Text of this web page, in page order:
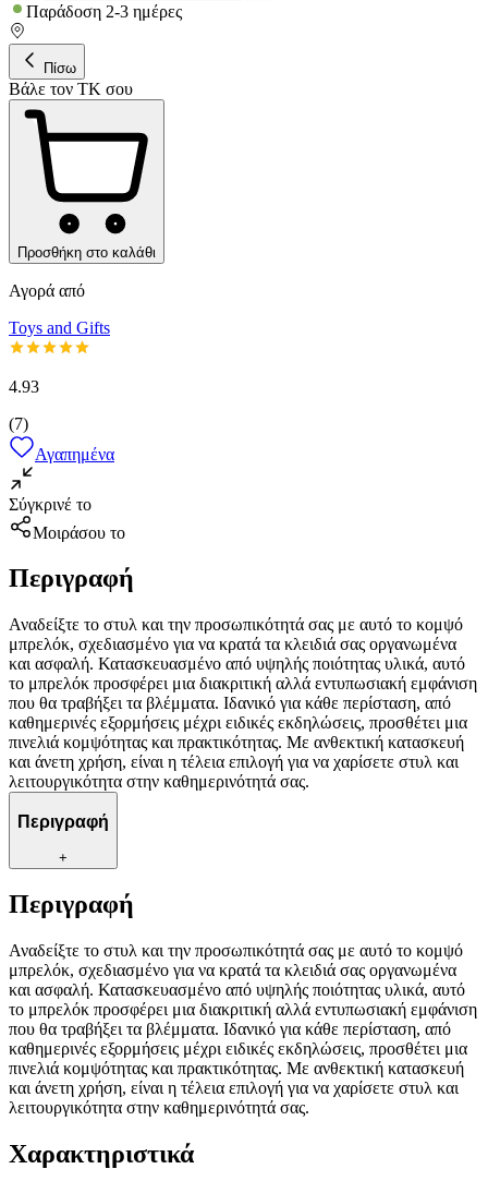
Παράδοση 2-3 ημέρες
Πίσω
Βάλε τον ΤΚ σου
Προσθήκη στο καλάθι
Αγορά από
Toys and Gifts
4.93
(7)
Αγαπημένα
Σύγκρινέ το
Μοιράσου το
Περιγραφή
Αναδείξτε το στυλ και την προσωπικότητά σας με αυτό το κομψό
μπρελόκ, σχεδιασμένο για να κρατά τα κλειδιά σας οργανωμένα
και ασφαλή. Κατασκευασμένο από υψηλής ποιότητας υλικά, αυτό
το μπρελόκ προσφέρει μια διακριτική αλλά εντυπωσιακή εμφάνιση
που θα τραβήξει τα βλέμματα. Ιδανικό για κάθε περίσταση, από
καθημερινές εξορμήσεις μέχρι ειδικές εκδηλώσεις, προσθέτει μια
πινελιά κομψότητας και πρακτικότητας. Με ανθεκτική κατασκευή
και άνετη χρήση, είναι η τέλεια επιλογή για να χαρίσετε στυλ και
λειτουργικότητα στην καθημερινότητά σας.
Περιγραφή
+
Περιγραφή
Αναδείξτε το στυλ και την προσωπικότητά σας με αυτό το κομψό
μπρελόκ, σχεδιασμένο για να κρατά τα κλειδιά σας οργανωμένα
και ασφαλή. Κατασκευασμένο από υψηλής ποιότητας υλικά, αυτό
το μπρελόκ προσφέρει μια διακριτική αλλά εντυπωσιακή εμφάνιση
που θα τραβήξει τα βλέμματα. Ιδανικό για κάθε περίσταση, από
καθημερινές εξορμήσεις μέχρι ειδικές εκδηλώσεις, προσθέτει μια
πινελιά κομψότητας και πρακτικότητας. Με ανθεκτική κατασκευή
και άνετη χρήση, είναι η τέλεια επιλογή για να χαρίσετε στυλ και
λειτουργικότητα στην καθημερινότητά σας.
Χαρακτηριστικά